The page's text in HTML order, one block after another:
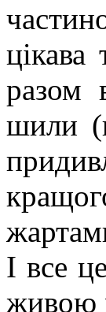
разом
шили
І все
живою